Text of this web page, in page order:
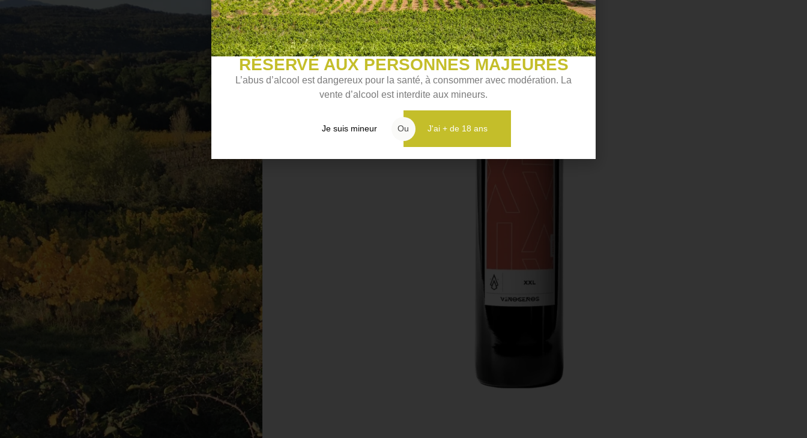
RÉSERVÉ AUX PERSONNES MAJEURES
L’abus d’alcool est dangereux pour la santé, à consommer avec modération. La
vente d’alcool est interdite aux mineurs.
Je suis mineur Ou J'ai + de 18 ans